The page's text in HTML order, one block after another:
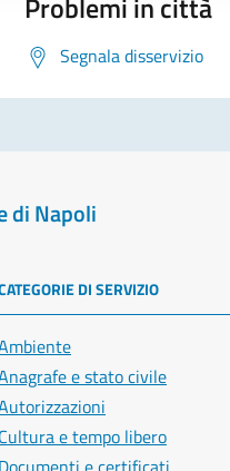
Segnala disservizio
di Napoli
DI SERVIZIO
e stato civile
Cultura e tempo libero